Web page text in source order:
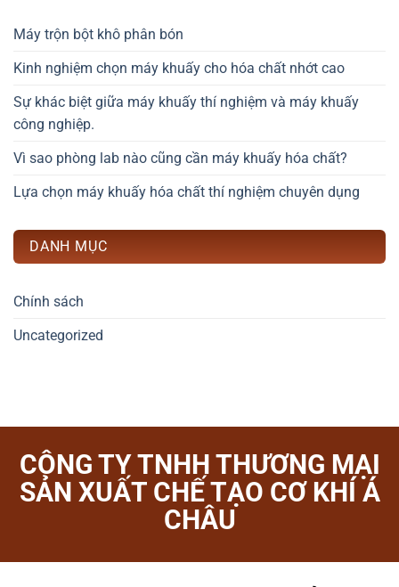
Máy trộn bột khô phân bón
Kinh nghiệm chọn máy khuấy cho hóa chất nhớt cao
Sự khác biệt giữa máy khuấy thí nghiệm và máy khuấy
công nghiệp.
Vì sao phòng lab nào cũng cần máy khuấy hóa chất?
Lựa chọn máy khuấy hóa chất thí nghiệm chuyên dụng
DANH MỤC
Chính sách
Uncategorized
CÔNG TY TNHH THƯƠNG MẠI
SẢN XUẤT CHẾ TẠO CƠ KHÍ Á
CHÂU